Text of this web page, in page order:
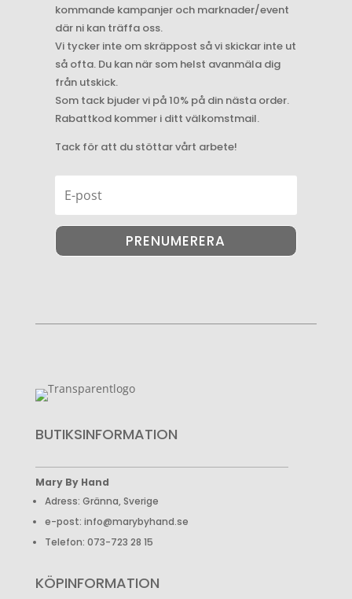
kommande kampanjer och marknader/event
där ni kan träffa oss.
Vi tycker inte om skräppost så vi skickar inte ut
så ofta. Du kan när som helst avanmäla dig
från utskick.
Som tack bjuder vi på 10% på din nästa order.
Rabattkod kommer i ditt välkomstmail.
Tack för att du stöttar vårt arbete!
PRENUMERERA
BUTIKSINFORMATION
Mary By Hand
Adress: Gränna, Sverige
e-post: info@marybyhand.se
Telefon: 073-723 28 15
KÖPINFORMATION